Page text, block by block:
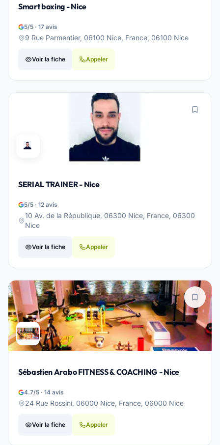
Smart boxing - Nice
5/5 · 17 avis
9 Rue Parmentier, 06100 Nice, France, 06100 Nice
Voir la fiche Appeler
SERIAL TRAINER - Nice
5/5 · 12 avis
10 Av. de la République, 06300 Nice, France, 06300
Nice
Voir la fiche Appeler
Sébastien Arabo FITNESS & COACHING - Nice
4.7/5 · 14 avis
24 Rue Rossini, 06000 Nice, France, 06000 Nice
Voir la fiche Appeler